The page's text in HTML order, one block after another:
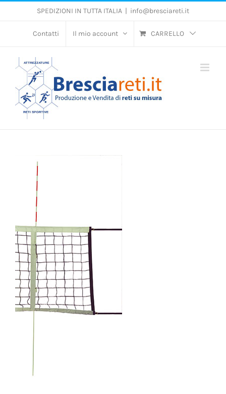
Salta
SPEDIZIONI IN TUTTA ITALIA | info@bresciareti.it
Contatti Il mio account CARRELLO